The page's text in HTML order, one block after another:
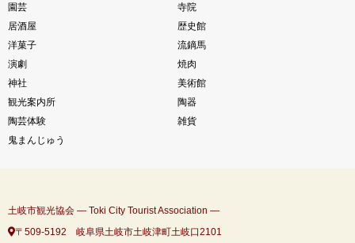
園芸
寺院
居酒屋
歴史館
洋菓子
流鏑馬
演劇
焼肉
神社
美術館
観光案内所
陶器
陶芸体験
雑貨
鬼まんじゅう
土岐市観光協会 ― Toki City Tourist Association ―
〒509-5192 岐阜県土岐市土岐津町土岐口2101